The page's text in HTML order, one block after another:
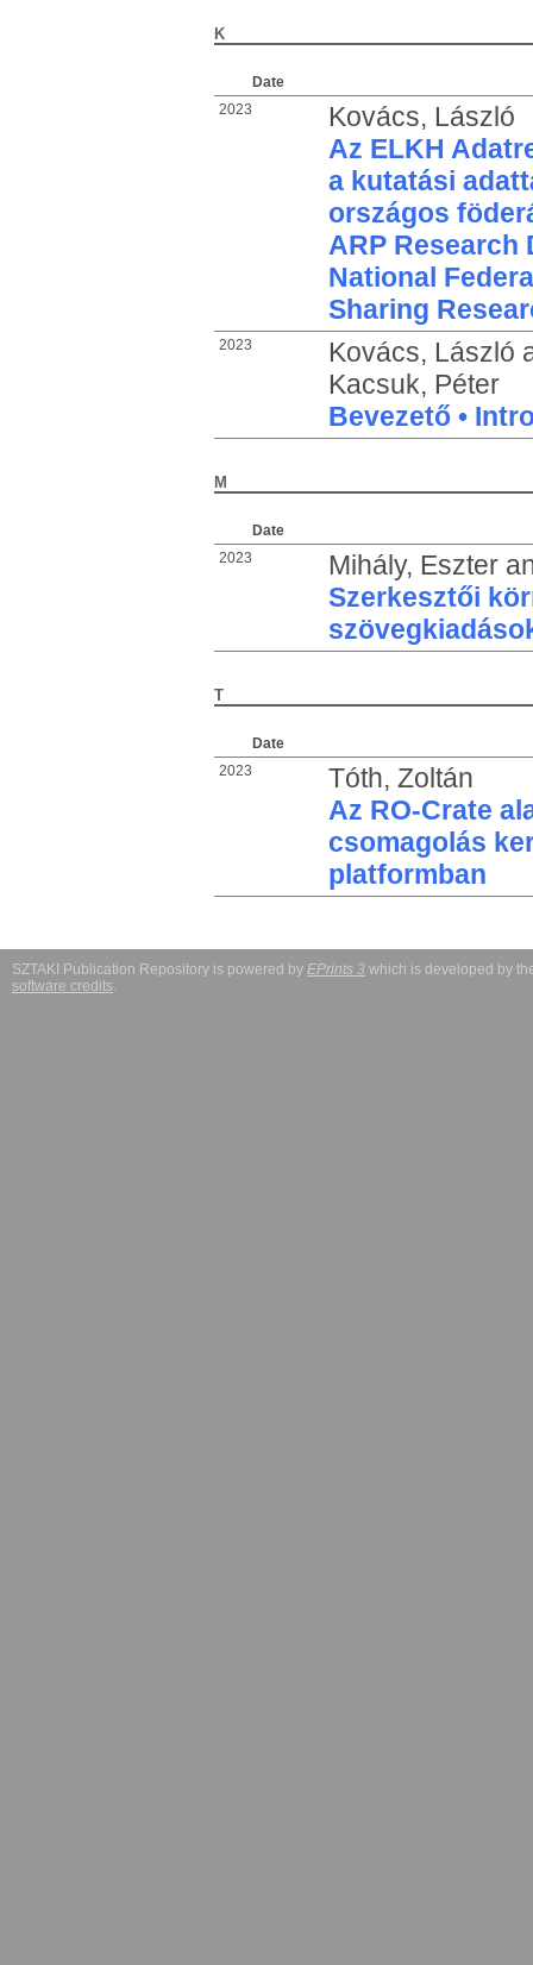
K
Date
2023
Kovács, László
Az ELKH
a kutatási
országos
ARP Research
National
Sharing
2023 Kovács, László
Kacsuk, Péter
Bevezető •
M
Date
2023
Mihály, Eszter
Szerkesztői
T
Date
2023
Tóth, Zoltán
Az RO-Crate
csomagolás
platformban
SZTAKI Publication Repository is powered by EPrints 3 which is developed by
software credits.